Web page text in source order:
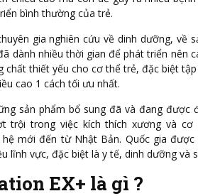
bình thường của trẻ.
gia nghiên cứu về dinh dưỡng, về
dành nhiều thời gian để phát triển nên
chất thiết yếu cho cơ thể trẻ, đặc biệt
cao 1 cách tối ưu nhất.
sản phẩm bổ sung đã và đang
trội trong việc kích thích xương và
mới đến từ Nhật Bản. Quốc gia
lĩnh vực, đặc biệt là y tế, dinh dưỡng và
EX+ là gì ?